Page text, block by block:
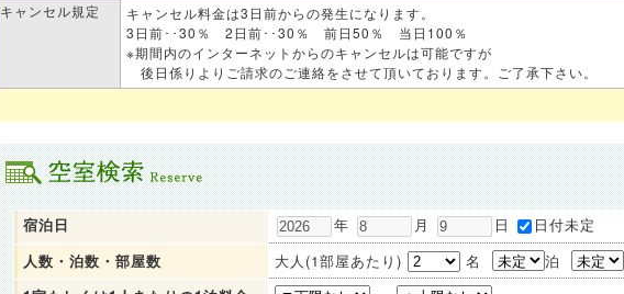
キャンセル規定
キャンセル料金は3日前からの発生になります。
3日前･･30％ 2日前･･30％ 前日50％ 当日100％
※期間内のインターネットからのキャンセルは可能ですが
後日係りよりご請求のご連絡をさせて頂いております。ご了承下さい。
宿泊日 年 月 日
日付未定
人数・泊数・部屋数
大人(1部屋あたり) 名 泊